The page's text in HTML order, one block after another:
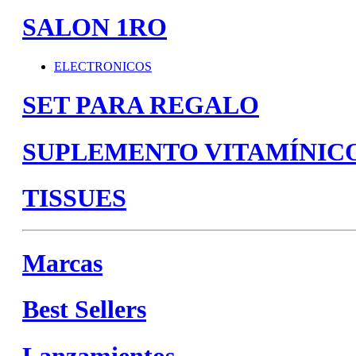
SALON 1RO
ELECTRONICOS
SET PARA REGALO
SUPLEMENTO
TISSUES
Marcas
Best Sellers